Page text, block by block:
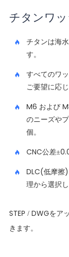
チタンワ
チタンは海
す。
すべてのワ
ご要望に応
M6 および
のニーズや
個。
CNC公差
DLC(低摩擦
理から選択
STEP / DWGをア
きます。